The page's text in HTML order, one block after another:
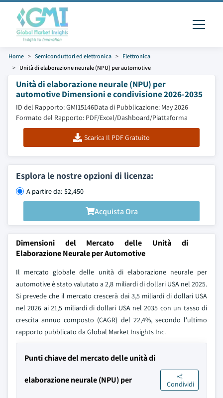
Home Semiconduttori ed elettronica
Elettronica
Unità di elaborazione neurale (NPU) per automotive
Unità di elaborazione neurale (NPU) per
automotive Dimensioni e condivisione 2026-2035
ID del Rapporto: GMI15146Data di Pubblicazione: May 2026
Formato del Rapporto: PDF/Excel/Dashboard/Piattaforma
Scarica Il PDF Gratuito
Esplora le nostre opzioni di licenza:
A partire da: $2,450
Acquista Ora
Dimensioni del Mercato delle Unità di
Elaborazione Neurale per Automotive
Il mercato globale delle unità di elaborazione neurale per
automotive è stato valutato a 2,8 miliardi di dollari USA nel 2025.
Si prevede che il mercato crescerà dai 3,5 miliardi di dollari USA
nel 2026 ai 21,5 miliardi di dollari USA nel 2035 con un tasso di
crescita annuo composto (CAGR) del 22,4%, secondo l'ultimo
rapporto pubblicato da Global Market Insights Inc.
Punti chiave del mercato delle unità di
elaborazione neurale (NPU) per Condividi